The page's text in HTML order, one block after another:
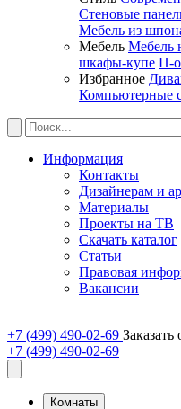
Стеновые
Мебель из
Мебель Мебель
шкафы-купе П-
Избранное
Компьютерные
Информация
Контакты
Дизайнерам и
Материалы
Проекты на ТВ
Скачать каталог
Статьи
Правовая
Вакансии
+7 (499) 490-02-69
+7 (499) 490-02-69